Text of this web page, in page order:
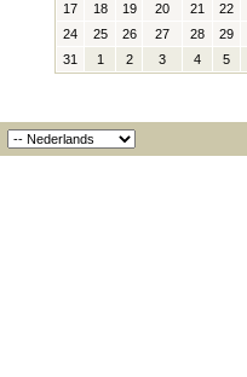
17
18 19 20 21 22
24
25 26 27 28 29
31
1 2 3 4 5